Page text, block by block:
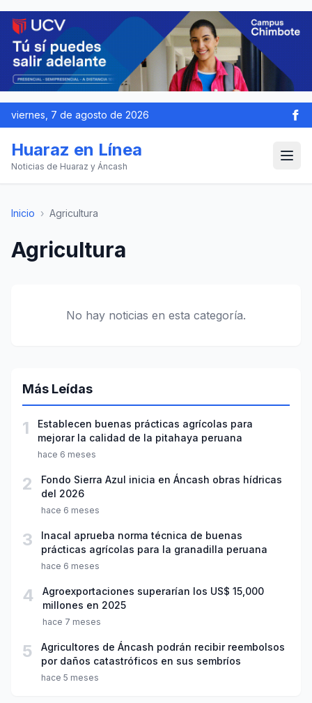
viernes, 7 de agosto de 2026
Huaraz en Línea
Noticias de Huaraz y Áncash
Inicio › Agricultura
Agricultura
No hay noticias en esta categoría.
Más Leídas
1
Establecen buenas prácticas agrícolas para
mejorar la calidad de la pitahaya peruana
hace 6 meses
2
Fondo Sierra Azul inicia en Áncash obras hídricas
del 2026
hace 6 meses
3
Inacal aprueba norma técnica de buenas
prácticas agrícolas para la granadilla peruana
hace 6 meses
4
Agroexportaciones superarían los US$ 15,000
millones en 2025
hace 7 meses
5
Agricultores de Áncash podrán recibir reembolsos
por daños catastróficos en sus sembríos
hace 5 meses